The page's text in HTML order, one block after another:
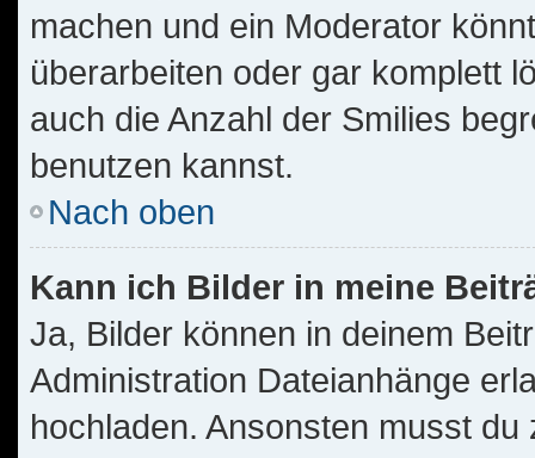
machen und ein Moderator
überarbeiten oder gar komplett
auch die Anzahl der Smilies
benutzen kannst.
Nach oben
Kann ich Bilder in meine
Ja, Bilder können in deinem
Administration Dateianhänge
hochladen. Ansonsten musst